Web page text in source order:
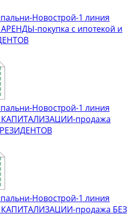
Новострой-1 линия
покупка с ипотекой и
Новострой-1 линия
КАПИТАЛИЗАЦИИ-продажа
Новострой-1 линия
КАПИТАЛИЗАЦИИ-продажа БЕЗ